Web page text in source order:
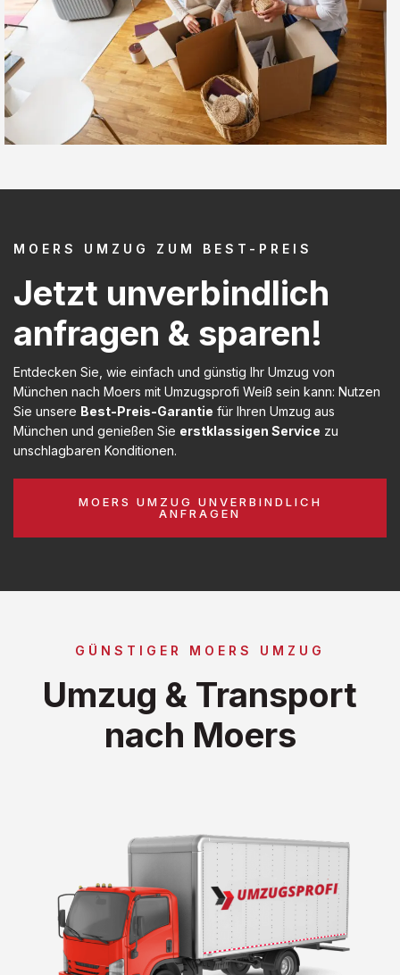
MOERS UMZUG ZUM BEST-PREIS
Jetzt unverbindlich
anfragen & sparen!
Entdecken Sie, wie einfach und günstig Ihr Umzug von
München nach Moers mit Umzugsprofi Weiß sein kann: Nutzen
Sie unsere Best-Preis-Garantie für Ihren Umzug aus
München und genießen Sie erstklassigen Service zu
unschlagbaren Konditionen.
MOERS UMZUG UNVERBINDLICH
ANFRAGEN
GÜNSTIGER MOERS UMZUG
Umzug & Transport
nach Moers